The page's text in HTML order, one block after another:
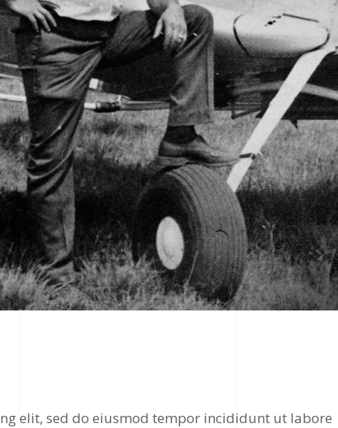
elit, sed do eiusmod tempor incididunt ut labore